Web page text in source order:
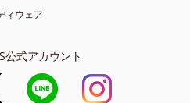
ィウェア
公式アカウント